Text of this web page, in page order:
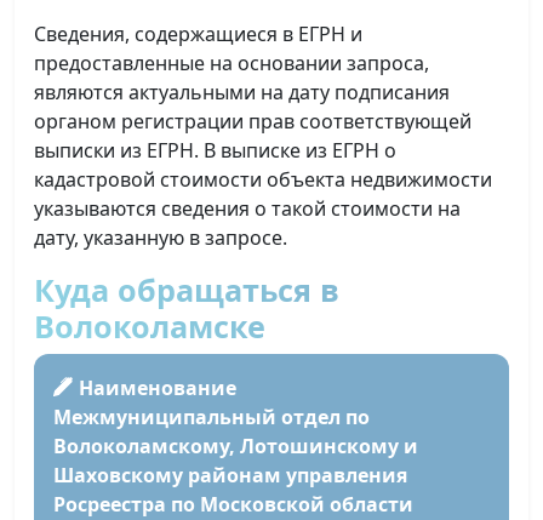
Сведения, содержащиеся в ЕГРН и
предоставленные на основании запроса,
являются актуальными на дату подписания
органом регистрации прав соответствующей
выписки из ЕГРН. В выписке из ЕГРН о
кадастровой стоимости объекта недвижимости
указываются сведения о такой стоимости на
дату, указанную в запросе.
Куда обращаться в
Волоколамске
Наименование
Межмуниципальный отдел по
Волоколамскому, Лотошинскому и
Шаховскому районам управления
Росреестра по Московской области